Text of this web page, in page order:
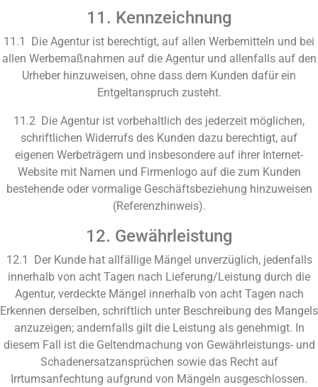
11. Kennzeichnung
11.1 Die Agentur ist berechtigt, auf allen Werbemitteln und bei
allen Werbemaßnahmen auf die Agentur und allenfalls auf den
Urheber hinzuweisen, ohne dass dem Kunden dafür ein
Entgeltanspruch zusteht.
11.2 Die Agentur ist vorbehaltlich des jederzeit möglichen,
schriftlichen Widerrufs des Kunden dazu berechtigt, auf
eigenen Werbeträgern und insbesondere auf ihrer Internet-
Website mit Namen und Firmenlogo auf die zum Kunden
bestehende oder vormalige Geschäftsbeziehung hinzuweisen
(Referenzhinweis).
12. Gewährleistung
12.1 Der Kunde hat allfällige Mängel unverzüglich, jedenfalls
innerhalb von acht Tagen nach Lieferung/Leistung durch die
Agentur, verdeckte Mängel innerhalb von acht Tagen nach
Erkennen derselben, schriftlich unter Beschreibung des Mangels
anzuzeigen; andernfalls gilt die Leistung als genehmigt. In
diesem Fall ist die Geltendmachung von Gewährleistungs- und
Schadenersatzansprüchen sowie das Recht auf
Irrtumsanfechtung aufgrund von Mängeln ausgeschlossen.